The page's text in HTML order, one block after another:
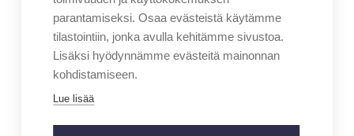
parantamiseksi. Osaa evästeistä käytämme
tilastointiin, jonka avulla kehitämme sivustoa.
Lisäksi hyödynnämme evästeitä mainonnan
kohdistamiseen.
Lue lisää